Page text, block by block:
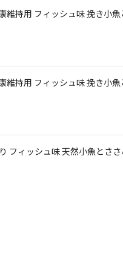
持用 フィッシュ味 挽き小
持用 フィッシュ味 挽き小
フィッシュ味 天然小魚とさ